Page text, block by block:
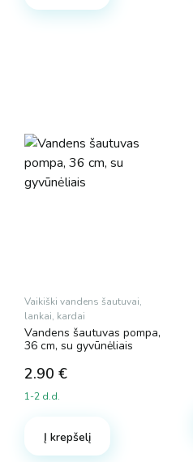
Vaikiški vandens šautuvai,
lankai, kardai
Vandens šautuvas pompa,
36 cm, su gyvūnėliais
2.90 €
1-2 d.d.
Į krepšelį